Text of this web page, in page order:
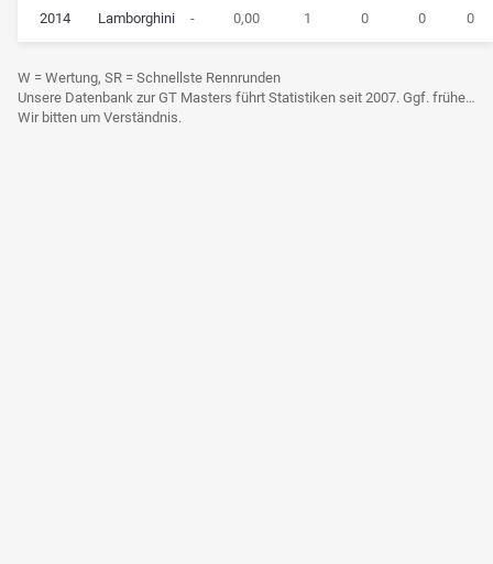
2014 Lamborghini - 0,00 1 0 0 0
W = Wertung, SR = Schnellste Rennrunden
Unsere Datenbank zur GT Masters führt Statistiken seit 2007. Ggf. frühere Daten sind derzeit noch nicht berücksichtigt.
Wir bitten um Verständnis.